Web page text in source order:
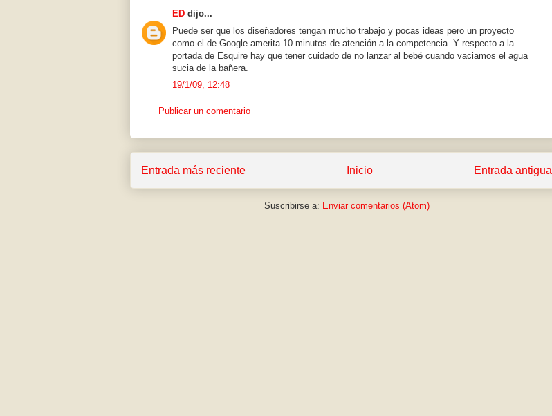
ED dijo...
Puede ser que los diseñadores tengan mucho trabajo y pocas ideas pero un proyecto
como el de Google amerita 10 minutos de atención a la competencia. Y respecto a la
portada de Esquire hay que tener cuidado de no lanzar al bebé cuando vaciamos el agua
sucia de la bañera.
19/1/09, 12:48
Publicar un comentario
Entrada más reciente Entrada antigua
Inicio
Suscribirse a: Enviar comentarios (Atom)